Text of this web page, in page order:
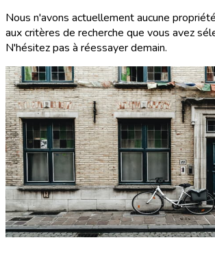
Nous n'avons actuellement aucune
aux critères de recherche que vous avez
N'hésitez pas à réessayer demain.